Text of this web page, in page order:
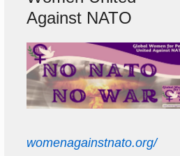
Against NATO
womenagainstnato.org/